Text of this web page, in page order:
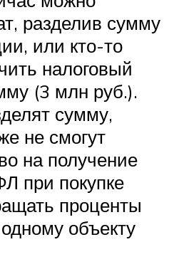
разделив сумму
или кто-то
налоговый
(3 млн руб.).
сумму,
не смогут
на получение
при покупке
проценты
объекту